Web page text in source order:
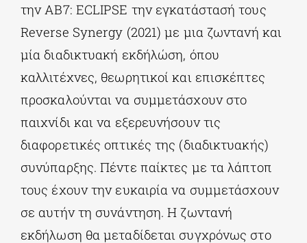
την AB7: ECLIPSE την εγκατάστασή τους
Reverse Synergy (2021) με μια ζωντανή και
μία διαδικτυακή εκδήλώση, όπου
καλλιτέχνες, θεωρητικοί και επισκέπτες
προσκαλούνται να συμμετάσχουν στο
παιχνίδι και να εξερευνήσουν τις
διαφορετικές οπτικές της (διαδικτυακής)
συνύπαρξης. Πέντε παίκτες με τα λάπτοπ
τους έχουν την ευκαιρία να συμμετάσχουν
σε αυτήν τη συνάντηση. H ζωντανή
εκδήλωση θα μεταδίδεται συγχρόνως στο